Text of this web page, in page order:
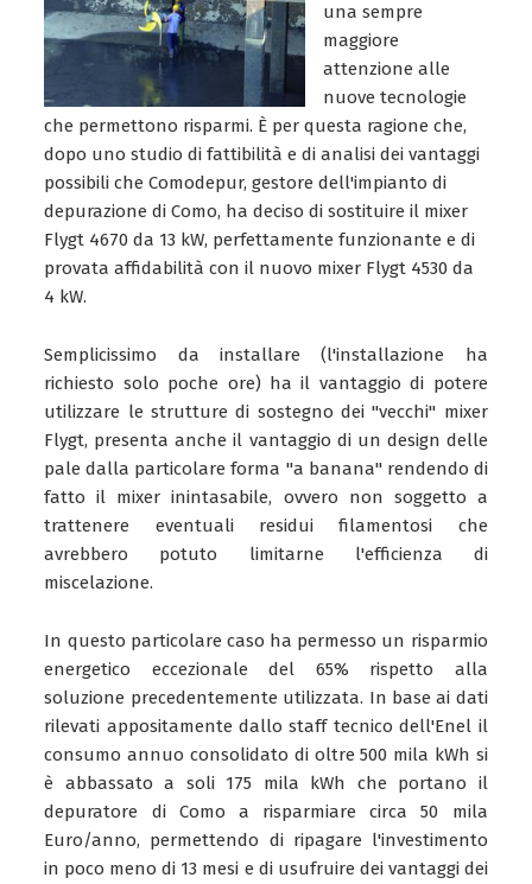
una sempre
maggiore
attenzione alle
nuove tecnologie
che permettono risparmi. È per questa ragione che,
dopo uno studio di fattibilità e di analisi dei vantaggi
possibili che Comodepur, gestore dell'impianto di
depurazione di Como, ha deciso di sostituire il mixer
Flygt 4670 da 13 kW, perfettamente funzionante e di
provata affidabilità con il nuovo mixer Flygt 4530 da
4 kW.
Semplicissimo da installare (l'installazione ha
richiesto solo poche ore) ha il vantaggio di potere
utilizzare le strutture di sostegno dei "vecchi" mixer
Flygt, presenta anche il vantaggio di un design delle
pale dalla particolare forma "a banana" rendendo di
fatto il mixer inintasabile, ovvero non soggetto a
trattenere eventuali residui filamentosi che
avrebbero potuto limitarne l'efficienza di
miscelazione.
In questo particolare caso ha permesso un risparmio
energetico eccezionale del 65% rispetto alla
soluzione precedentemente utilizzata. In base ai dati
rilevati appositamente dallo staff tecnico dell'Enel il
consumo annuo consolidato di oltre 500 mila kWh si
è abbassato a soli 175 mila kWh che portano il
depuratore di Como a risparmiare circa 50 mila
Euro/anno, permettendo di ripagare l'investimento
in poco meno di 13 mesi e di usufruire dei vantaggi dei